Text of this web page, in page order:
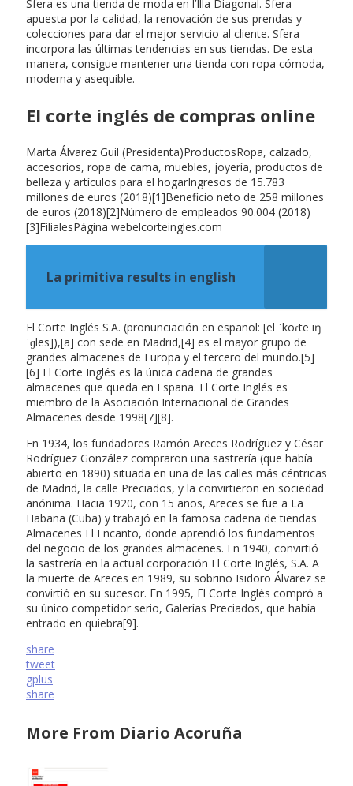
Sfera es una tienda de moda en l’Illa Diagonal. Sfera
apuesta por la calidad, la renovación de sus prendas y
colecciones para dar el mejor servicio al cliente. Sfera
incorpora las últimas tendencias en sus tiendas. De esta
manera, consigue mantener una tienda con ropa cómoda,
moderna y asequible.
El corte inglés de compras online
Marta Álvarez Guil (Presidenta)ProductosRopa, calzado,
accesorios, ropa de cama, muebles, joyería, productos de
belleza y artículos para el hogarIngresos de 15.783
millones de euros (2018)[1]Beneficio neto de 258 millones
de euros (2018)[2]Número de empleados 90.004 (2018)
[3]FilialesPágina webelcorteingles.com
La primitiva results in english
El Corte Inglés S.A. (pronunciación en español: [el ˈkoɾte iŋ
ˈɡles]),[a] con sede en Madrid,[4] es el mayor grupo de
grandes almacenes de Europa y el tercero del mundo.[5]
[6] El Corte Inglés es la única cadena de grandes
almacenes que queda en España. El Corte Inglés es
miembro de la Asociación Internacional de Grandes
Almacenes desde 1998[7][8].
En 1934, los fundadores Ramón Areces Rodríguez y César
Rodríguez González compraron una sastrería (que había
abierto en 1890) situada en una de las calles más céntricas
de Madrid, la calle Preciados, y la convirtieron en sociedad
anónima. Hacia 1920, con 15 años, Areces se fue a La
Habana (Cuba) y trabajó en la famosa cadena de tiendas
Almacenes El Encanto, donde aprendió los fundamentos
del negocio de los grandes almacenes. En 1940, convirtió
la sastrería en la actual corporación El Corte Inglés, S.A. A
la muerte de Areces en 1989, su sobrino Isidoro Álvarez se
convirtió en su sucesor. En 1995, El Corte Inglés compró a
su único competidor serio, Galerías Preciados, que había
entrado en quiebra[9].
share
tweet
gplus
share
More From Diario Acoruña